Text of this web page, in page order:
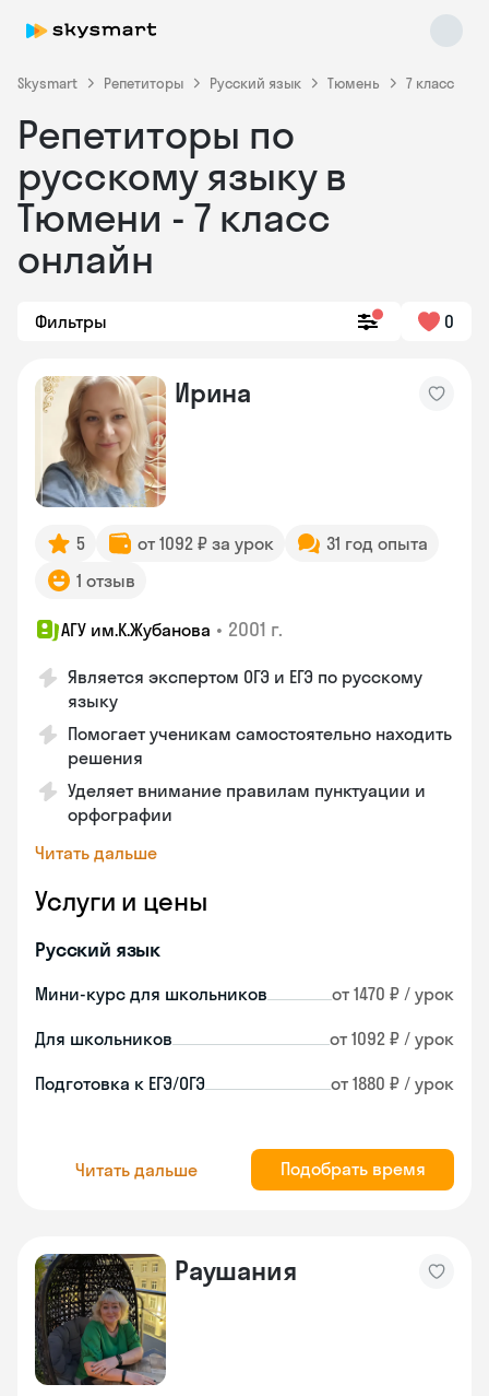
Skysmart Репетиторы Русский язык Тюмень 7 класс
Репетиторы по
русскому языку в
Тюмени - 7 класс
онлайн
Фильтры 0
Ирина
5 от 1092 ₽ за урок
31 год опыта
1 отзыв
АГУ им.К.Жубанова • 2001 г.
Является экспертом ОГЭ и ЕГЭ по русскому
языку
Помогает ученикам самостоятельно находить
решения
Уделяет внимание правилам пунктуации и
орфографии
Читать дальше
Услуги и цены
Русский язык
Мини-курс для школьников от 1470 ₽ / урок
Для школьников от 1092 ₽ / урок
Подготовка к ЕГЭ/ОГЭ от 1880 ₽ / урок
Читать дальше Подобрать время
Раушания